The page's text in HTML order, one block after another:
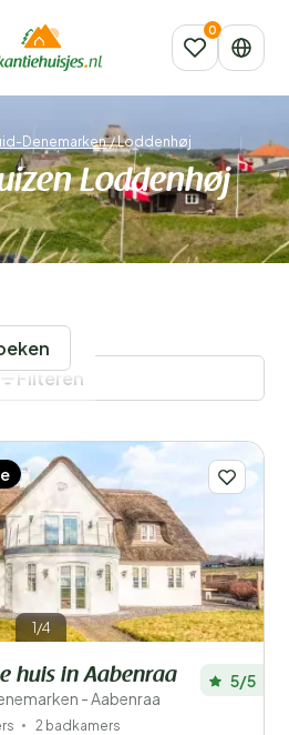
Denemarken/Loddenhøj
Loddenhøj
gezelschap
Filteren
1/4
huis in Aabenraa
- Aabenraa
5/5
2 badkamers